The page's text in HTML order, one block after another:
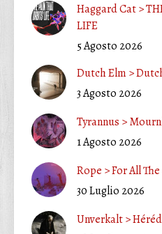
Haggard Cat >
LIFE
5 Agosto 2026
Dutch Elm >
3 Agosto 2026
Tyrannus >
1 Agosto 2026
Rope > For All
30 Luglio 2026
Unverkalt >